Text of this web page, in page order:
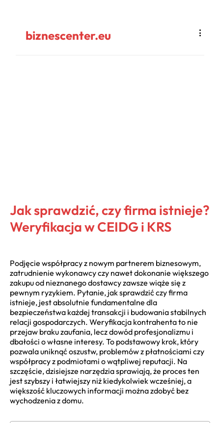
biznescenter.eu
Jak sprawdzić, czy firma istnieje?
Weryfikacja w CEIDG i KRS
Podjęcie współpracy z nowym partnerem biznesowym,
zatrudnienie wykonawcy czy nawet dokonanie większego
zakupu od nieznanego dostawcy zawsze wiąże się z
pewnym ryzykiem. Pytanie, jak sprawdzić czy firma
istnieje, jest absolutnie fundamentalne dla
bezpieczeństwa każdej transakcji i budowania stabilnych
relacji gospodarczych. Weryfikacja kontrahenta to nie
przejaw braku zaufania, lecz dowód profesjonalizmu i
dbałości o własne interesy. To podstawowy krok, który
pozwala uniknąć oszustw, problemów z płatnościami czy
współpracy z podmiotami o wątpliwej reputacji. Na
szczęście, dzisiejsze narzędzia sprawiają, że proces ten
jest szybszy i łatwiejszy niż kiedykolwiek wcześniej, a
większość kluczowych informacji można zdobyć bez
wychodzenia z domu.